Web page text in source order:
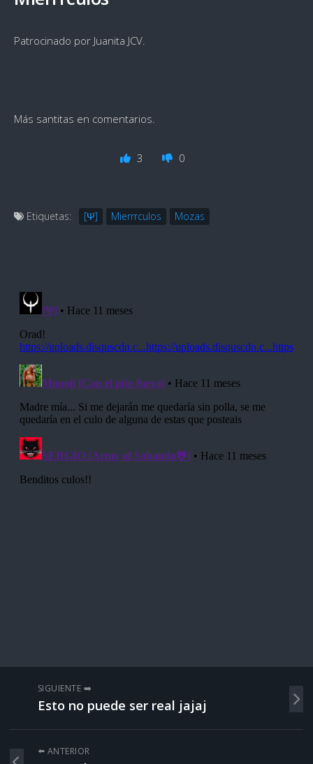
Patrocinado por Juanita JCV.
Más santitas en comentarios.
3 0
Etiquetas: [Ψ] Mierrrculos Mozas
SIGUIENTE ➡️
Esto no puede ser real jajaj
⬅️ ANTERIOR